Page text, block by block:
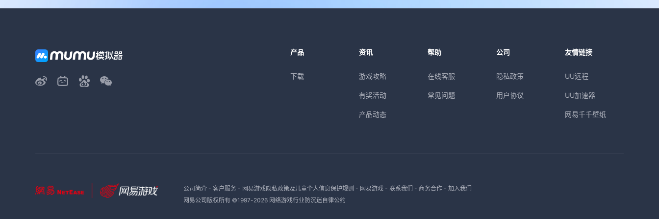
产品
下载
资讯
游戏攻略
有奖活动
产品动态
帮助
在线客服
常见问题
公司
隐私政策
用户协议
友情链接
UU远程
UU加速器
网易千千壁纸
公司简介- 客户服务- 网易游戏隐私政策及儿童个人信息保护规则 - 网易游戏- 联系我们 - 商务合作- 加入我们
网易公司版权所有 ©1997-2026 网络游戏行业防沉迷自律公约